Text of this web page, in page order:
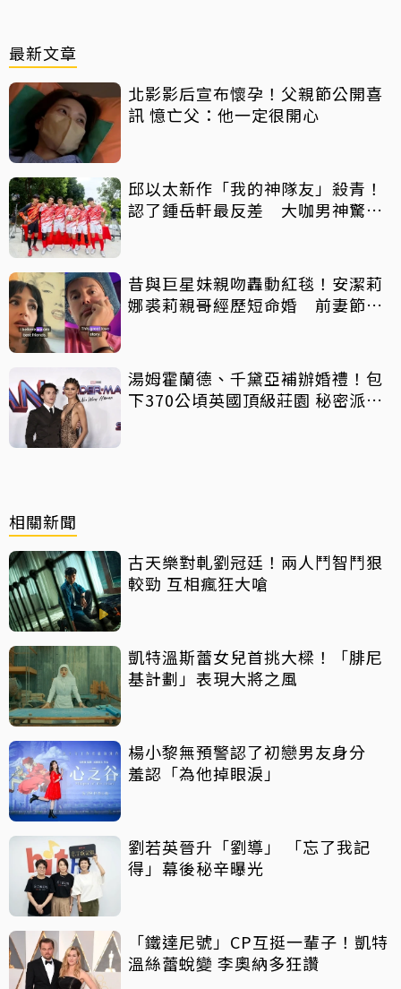
最新文章
北影影后宣布懷孕！父親節公開喜
訊 憶亡父：他一定很開心
邱以太新作「我的神隊友」殺青！
認了鍾岳軒最反差 大咖男神驚喜
昔與巨星妹親吻轟動紅毯！安潔莉
娜裘莉親哥經歷短命婚 前妻節目
湯姆霍蘭德、千黛亞補辦婚禮！包
下370公頃英國頂級莊園 秘密派對
相關新聞
古天樂對軋劉冠廷！兩人鬥智鬥狠
較勁 互相瘋狂大嗆
凱特溫斯蕾女兒首挑大樑！「腓尼
基計劃」表現大將之風
楊小黎無預警認了初戀男友身分
羞認「為他掉眼淚」
劉若英晉升「劉導」 「忘了我記
得」幕後秘辛曝光
「鐵達尼號」CP互挺一輩子！凱特
溫絲蕾蛻變 李奧納多狂讚